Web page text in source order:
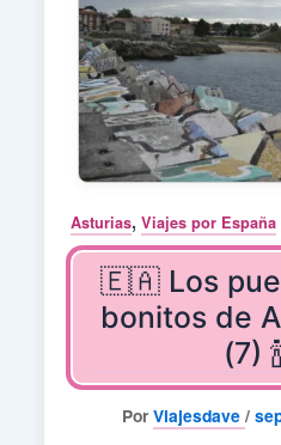
Asturias, Viajes por España
🇪🇦 Los
bonitos de
(7)
Por Viajesdave /